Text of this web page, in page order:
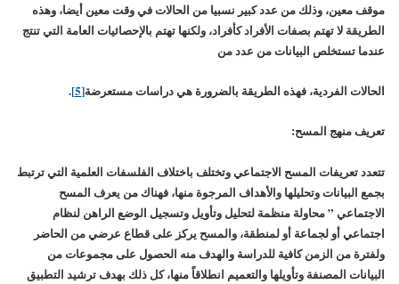
موقف معين، وذلك من عدد كبير نسبيا من الحالات في وقت معين أيضا، وهذه
الطريقة لا تهتم بصفات الأفراد كأفراد، ولكنها تهتم بالإحصائيات العامة التي تنتج
عندما تستخلص البيانات من عدد من
الحالات الفردية، فهذه الطريقة بالضرورة هي دراسات مستعرضة[5]
.
تعريف منهج المسح:
تتعدد تعريفات المسح الاجتماعي وتختلف باختلاف الفلسفات العلمية التي ترتبط
بجمع البيانات وتحليلها والأهداف المرجوة منها، فهناك من يعرف المسح
الاجتماعي ” محاولة منظمة لتحليل وتأويل وتسجيل الوضع الراهن لنظام
اجتماعي أو لجماعة أو لمنطقة، والمسح يركز على قطاع عرضي من الحاضر
ولفترة من الزمن كافية للدراسة والهدف منه الحصول على مجموعات من
البيانات المصنفة وتأويلها والتعميم انطلاقاً منها، كل ذلك بهدف ترشيد التطبيق